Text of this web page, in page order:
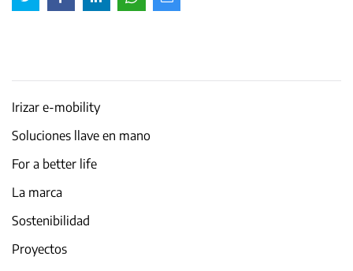
Irizar e-mobility
Soluciones llave en mano
For a better life
La marca
Sostenibilidad
Proyectos